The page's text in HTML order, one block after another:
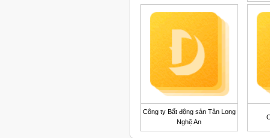
Công ty Bất động sản Tân Long
Nghệ An